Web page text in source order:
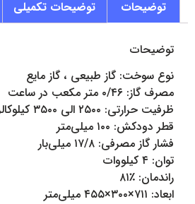
توضیحات توضیحات تکمیلی
توضیحات
نوع سوخت: گاز طبیعی ، گاز مایع
مصرف گاز: ۰/۴۶ متر مکعب در ساعت
ظرفیت حرارتی: ۲۵۰۰ الی ۳۵۰۰ کیلوکالری در ساعت
قطر دودکش: ۱۰۰ میلی‌متر
فشار گاز مصرفی: ۱۷/۸ میلی‌بار
توان: ۴ کیلووات
راندمان: ٪۸۱
ابعاد: ۷۱۱×۳۰۰×۴۵۵ میلی‌متر